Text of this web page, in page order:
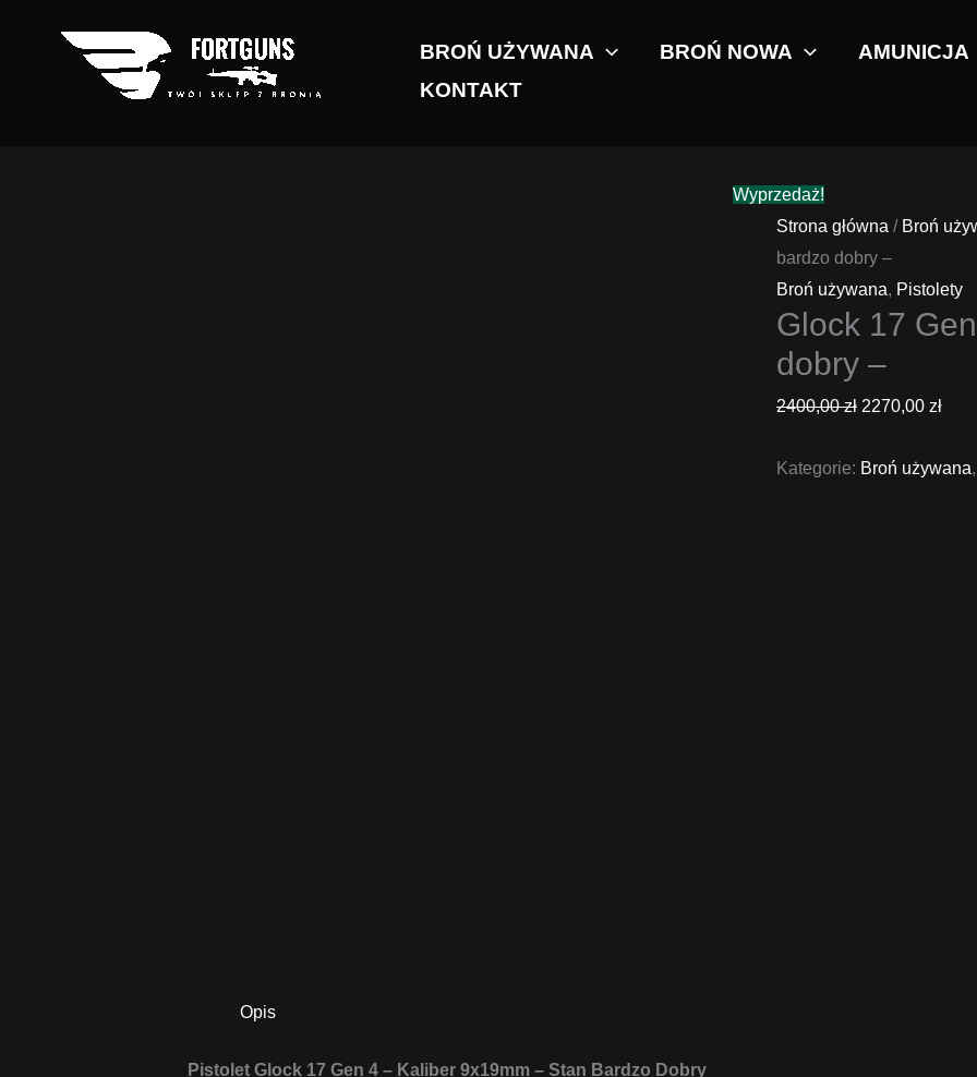
BROŃ UŻYWANA BROŃ NOWA AMUNICJA
KONTAKT
Wyprzedaż!
Strona główna / Broń
bardzo dobry –
Broń używana, Pistolety
Glock 17
dobry –
2400,00zł Pierwotna
wynosiła:
2270,00 zł
Kategorie: Broń używana,
Opis
Pistolet Glock 17 Gen 4 – Kaliber 9x19mm – Stan Bardzo Dobry